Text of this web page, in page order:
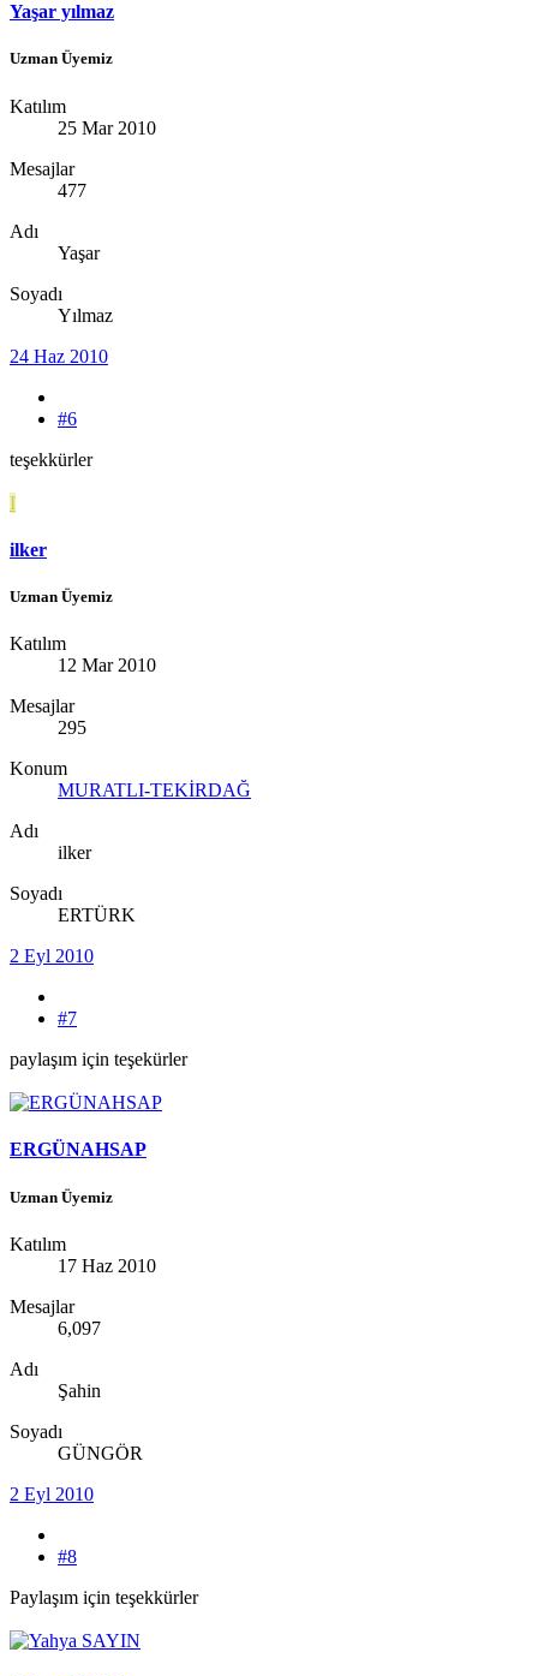
Yaşar yılmaz
Uzman Üyemiz
Katılım
25 Mar 2010
Mesajlar
477
Adı
Yaşar
Soyadı
Yılmaz
24 Haz 2010
#6
teşekkürler
I
ilker
Uzman Üyemiz
Katılım
12 Mar 2010
Mesajlar
295
Konum
MURATLI-TEKİRDAĞ
Adı
ilker
Soyadı
ERTÜRK
2 Eyl 2010
#7
paylaşım için teşekürler
ERGÜNAHSAP
Uzman Üyemiz
Katılım
17 Haz 2010
Mesajlar
6,097
Adı
Şahin
Soyadı
GÜNGÖR
2 Eyl 2010
#8
Paylaşım için teşekkürler